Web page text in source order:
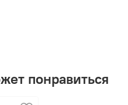
понравиться